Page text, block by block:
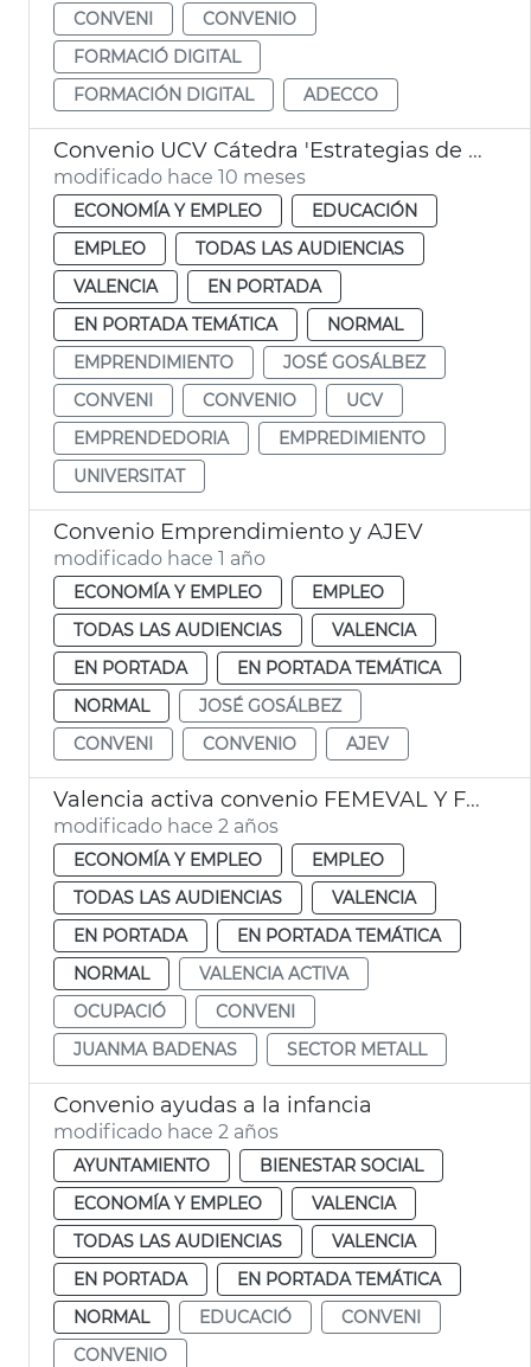
CONVENI
CONVENIO
FORMACIÓ DIGITAL
FORMACIÓN DIGITAL
ADECCO
Convenio UCV Cátedra 'Estrategias de Promoción del Emprendimiento'
modificado hace 10 meses
ECONOMÍA Y EMPLEO
EDUCACIÓN
EMPLEO
TODAS LAS AUDIENCIAS
VALENCIA
EN PORTADA
EN PORTADA TEMÁTICA
NORMAL
EMPRENDIMIENTO
JOSÉ GOSÁLBEZ
CONVENI
CONVENIO
UCV
EMPRENDEDORIA
EMPREDIMIENTO
UNIVERSITAT
Convenio Emprendimiento y AJEV
modificado hace 1 año
ECONOMÍA Y EMPLEO
EMPLEO
TODAS LAS AUDIENCIAS
VALENCIA
EN PORTADA
EN PORTADA TEMÁTICA
NORMAL
JOSÉ GOSÁLBEZ
CONVENI
CONVENIO AJEV
Valencia activa convenio FEMEVAL Y FEMPA
modificado hace 2 años
ECONOMÍA Y EMPLEO
EMPLEO
TODAS LAS AUDIENCIAS
VALENCIA
EN PORTADA
EN PORTADA TEMÁTICA
NORMAL
VALENCIA ACTIVA
OCUPACIÓ
CONVENI
JUANMA BADENAS
SECTOR METALL
Convenio ayudas a la infancia
modificado hace 2 años
AYUNTAMIENTO
BIENESTAR SOCIAL
ECONOMÍA Y EMPLEO
VALENCIA
TODAS LAS AUDIENCIAS
VALENCIA
EN PORTADA
EN PORTADA TEMÁTICA
NORMAL
EDUCACIÓ
CONVENI
CONVENIO